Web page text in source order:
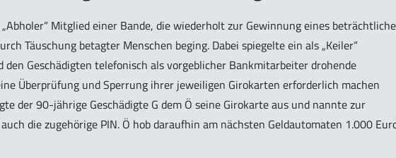
Mitglied einer Bande, die wiederholt zur Gewinnung eines
Täuschung betagter Menschen beging. Dabei spiegelte ein als „Keiler“
den Geschädigten telefonisch als vorgeblicher Bankmitarbeiter drohende
Überprüfung und Sperrung ihrer jeweiligen Girokarten erforderlich machen
der 90-jährige Geschädigte G dem Ö seine Girokarte aus und nannte zur
die zugehörige PIN. Ö hob daraufhin am nächsten Geldautomaten 1.000